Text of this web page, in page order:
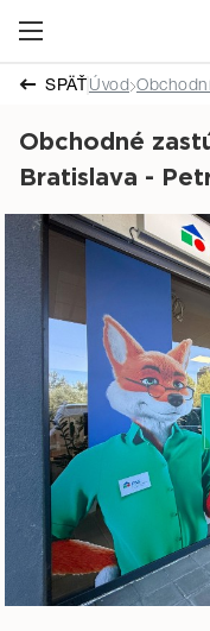
SPÄŤÚvod
Obchodné
Bratislava -